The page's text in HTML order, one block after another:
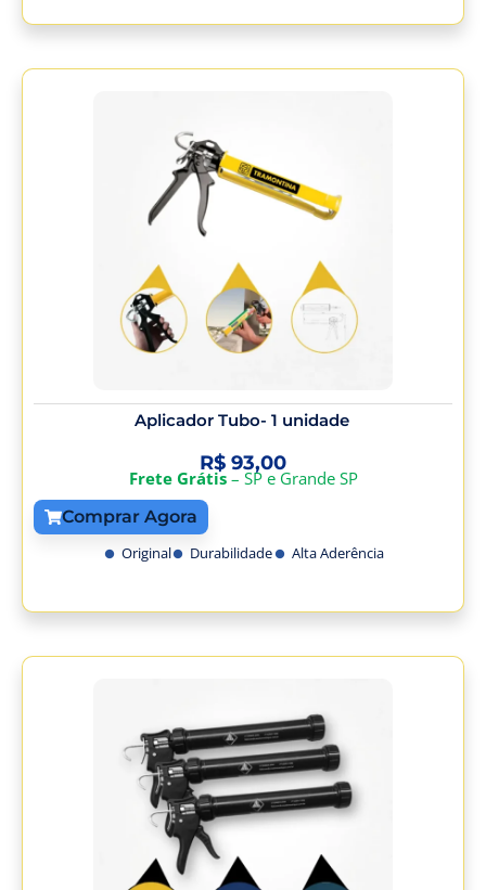
Aplicador Tubo- 1 unidade
R$ 93,00
Frete Grátis– SP e Grande SP
Comprar Agora
Original Durabilidade Alta Aderência